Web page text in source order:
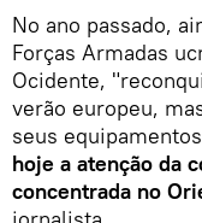
No ano passado,
Forças Armadas
Ocidente,
verão europeu,
seus
hoje a atenção da
concentrada no